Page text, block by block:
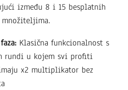
između 8 i 15 besplatnih
množiteljima.
Klasična funkcionalnost s
rundi u kojem svi profiti
x2 multiplikator bez